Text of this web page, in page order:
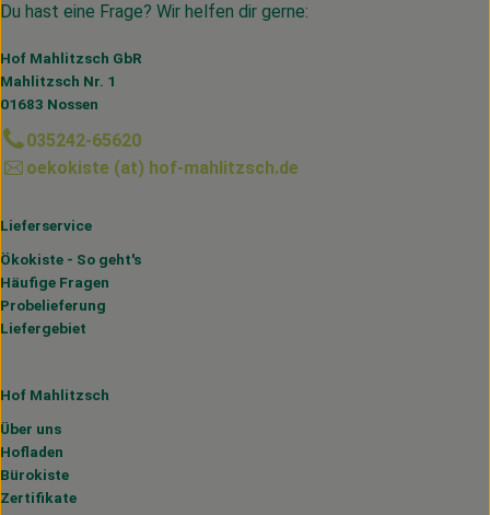
Du hast eine Frage? Wir helfen dir gerne:
Hof Mahlitzsch GbR
Mahlitzsch Nr. 1
01683 Nossen
035242-65620
oekokiste (at) hof-mahlitzsch.de
Lieferservice
Ökokiste - So geht's
Häufige Fragen
Probelieferung
Liefergebiet
Hof Mahlitzsch
Über uns
Hofladen
Bürokiste
Zertifikate